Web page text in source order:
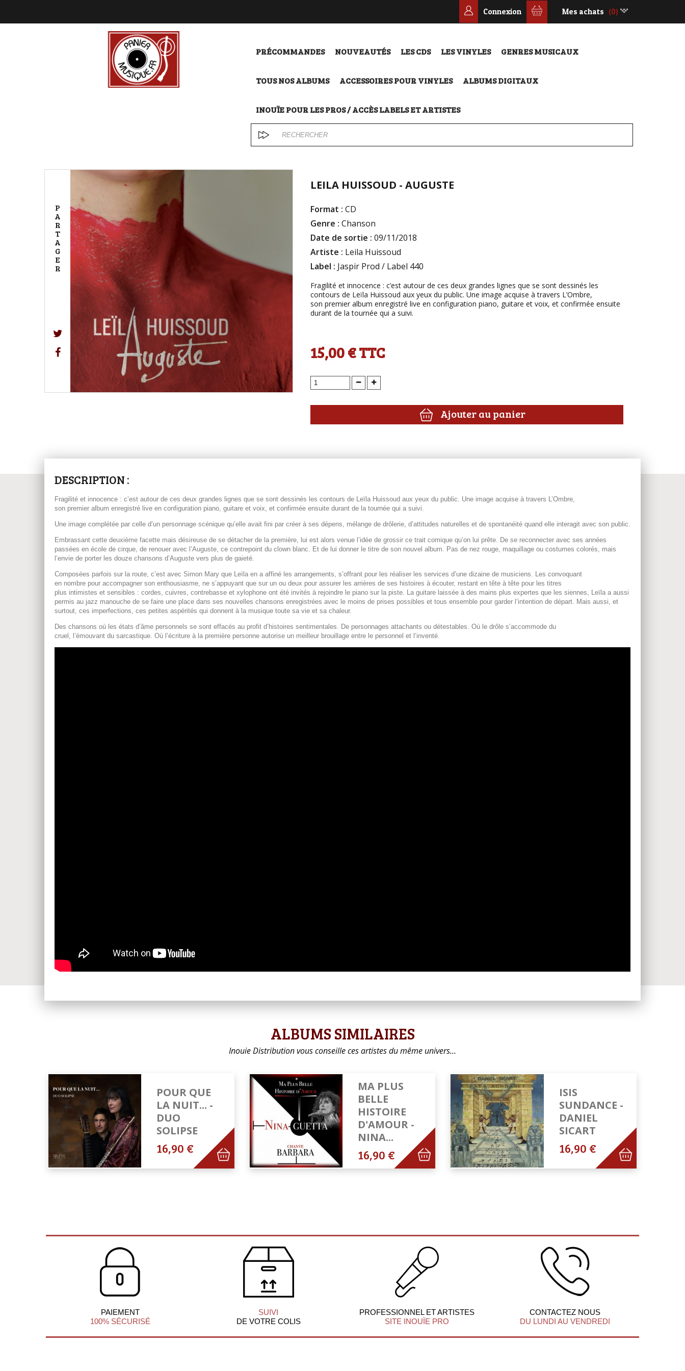
Mes achats (0)
Connexion
PRÉCOMMANDES NOUVEAUTÉS LES CDS LES VINYLES GENRES MUSICAUX
TOUS NOS ALBUMS ACCESSOIRES POUR VINYLES ALBUMS DIGITAUX
INOUÏE POUR LES PROS / ACCÈS LABELS ET ARTISTES
P
A
R
T
A
G
E
R
LEILA HUISSOUD - AUGUSTE
Format : CD
Genre : Chanson
Date de sortie : 09/11/2018
Artiste : Leila Huissoud
Label : Jaspir Prod / Label 440
Fragilité et innocence : c’est autour de ces deux grandes lignes que se sont dessinés les
contours de Leïla Huissoud aux yeux du public. Une image acquise à travers L’Ombre,
son premier album enregistré live en configuration piano, guitare et voix, et confirmée ensuite
durant de la tournée qui a suivi.
15,00 €TTC
Ajouter au panier
DESCRIPTION :
Fragilité et innocence : c’est autour de ces deux grandes lignes que se sont dessinés les contours de Leïla Huissoud aux yeux du public. Une image acquise à travers L’Ombre,
son premier album enregistré live en configuration piano, guitare et voix, et confirmée ensuite durant de la tournée qui a suivi.
Une image complétée par celle d’un personnage scénique qu’elle avait fini par créer à ses dépens, mélange de drôlerie, d’attitudes naturelles et de spontanéité quand elle interagit avec son public.
Embrassant cette deuxième facette mais désireuse de se détacher de la première, lui est alors venue l’idée de grossir ce trait comique qu’on lui prête. De se reconnecter avec ses années
passées en école de cirque, de renouer avec l’Auguste, ce contrepoint du clown blanc. Et de lui donner le titre de son nouvel album. Pas de nez rouge, maquillage ou costumes colorés, mais
l’envie de porter les douze chansons d’Auguste vers plus de gaieté.
Composées parfois sur la route, c’est avec Simon Mary que Leïla en a affiné les arrangements, s’offrant pour les réaliser les services d’une dizaine de musiciens. Les convoquant
en nombre pour accompagner son enthousiasme, ne s’appuyant que sur un ou deux pour assurer les arrières de ses histoires à écouter, restant en tête à tête pour les titres
plus intimistes et sensibles : cordes, cuivres, contrebasse et xylophone ont été invités à rejoindre le piano sur la piste. La guitare laissée à des mains plus expertes que les siennes, Leïla a aussi
permis au jazz manouche de se faire une place dans ses nouvelles chansons enregistrées avec le moins de prises possibles et tous ensemble pour garder l’intention de départ. Mais aussi, et
surtout, ces imperfections, ces petites aspérités qui donnent à la musique toute sa vie et sa chaleur.
Des chansons où les états d’âme personnels se sont effacés au profit d’histoires sentimentales. De personnages attachants ou détestables. Où le drôle s’accommode du
cruel, l’émouvant du sarcastique. Où l’écriture à la première personne autorise un meilleur brouillage entre le personnel et l’inventé.
ALBUMS SIMILAIRES
Inouie Distribution vous conseille ces artistes du même univers…
POUR QUE
LA NUIT... -
DUO
SOLIPSE
16,90 €
MA PLUS
BELLE
HISTOIRE
D'AMOUR -
NINA...
16,90 €
ISIS
SUNDANCE -
DANIEL
SICART
16,90 €
PAIEMENT
100% SÉCURISÉ
SUIVI
DE VOTRE COLIS
PROFESSIONNEL ET ARTISTES
SITE INOUÏE PRO
CONTACTEZ NOUS
DU LUNDI AU VENDREDI